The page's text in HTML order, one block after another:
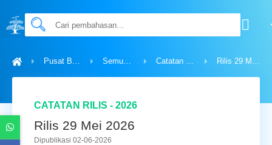
Pusat Bantuan Semua Topik Catatan Rilis - 2026 Rilis 29 Mei 2026
CATATAN RILIS - 2026
Rilis 29 Mei 2026
Dipublikasi 02-06-2026